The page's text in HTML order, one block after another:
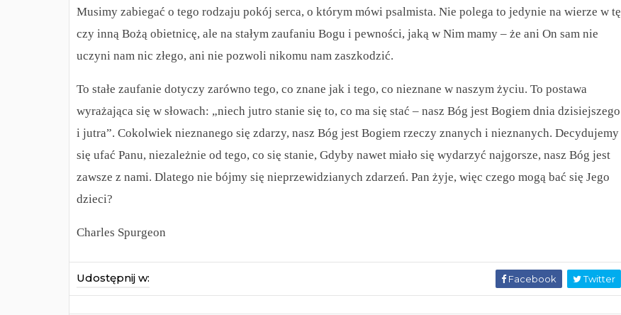
Musimy zabiegać o tego rodzaju pokój serca, o którym mówi psalmista. Nie polega to jedynie na wierze w tę
czy inną Bożą obietnicę, ale na stałym zaufaniu Bogu i pewności, jaką w Nim mamy – że ani On sam nie
uczyni nam nic złego, ani nie pozwoli nikomu nam zaszkodzić.
To stałe zaufanie dotyczy zarówno tego, co znane jak i tego, co nieznane w naszym życiu. To postawa
wyrażająca się w słowach: „niech jutro stanie się to, co ma się stać – nasz Bóg jest Bogiem dnia dzisiejszego
i jutra”. Cokolwiek nieznanego się zdarzy, nasz Bóg jest Bogiem rzeczy znanych i nieznanych. Decydujemy
się ufać Panu, niezależnie od tego, co się stanie, Gdyby nawet miało się wydarzyć najgorsze, nasz Bóg jest
zawsze z nami. Dlatego nie bójmy się nieprzewidzianych zdarzeń. Pan żyje, więc czego mogą bać się Jego
dzieci?
Charles Spurgeon
Udostępnij w: Facebook Twitter